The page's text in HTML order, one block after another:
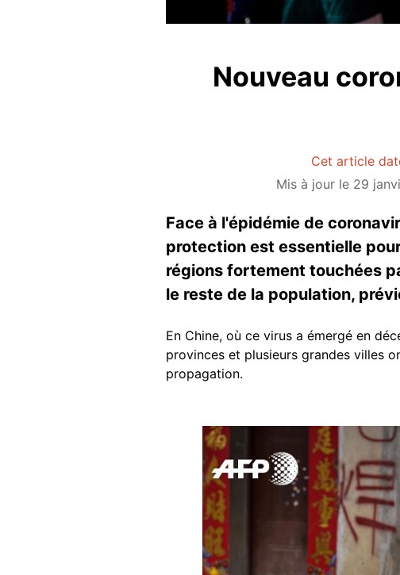
Nouveau
Cet article
Mis à jour le 29
Face à l'épidémie de
protection est essentielle
régions fortement touchées
le reste de la population,
En Chine, où ce virus a émergé en
provinces et plusieurs grandes villes
propagation.